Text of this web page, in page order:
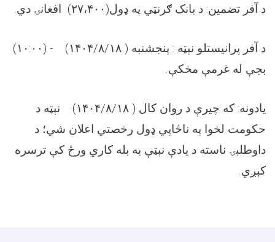
د آفر تضمین: د بانک ګرنټي په ډول(۲۷،۴۰۰) افغانۍ دي.
د آفر پرانيستلو نېټه : پنجشنبه ( ۱۴۰۴/۸/۱۸
) - (۱۰:۰۰)
بجې له غرمې مخکې.
يادونه: که چيرې د روان کال ( ۱۴۰۴/۸/۱۸
) نېټه د
حکومت لخوا په ناڅاپي ډول رخصتي اعلان شي؛ د
داوطلبۍ ناسته د یادې نېټې به بله کاري ورځ کې ترسره
کېږي.